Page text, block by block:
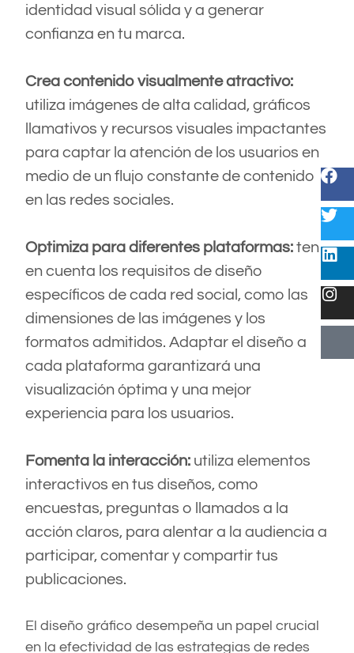
identidad visual sólida y a generar
confianza en tu marca.
Crea contenido visualmente atractivo:
utiliza imágenes de alta calidad, gráficos
llamativos y recursos visuales impactantes
para captar la atención de los usuarios en
medio de un flujo constante de contenido
en las redes sociales.
Optimiza para diferentes plataformas:ten
en cuenta los requisitos de diseño
específicos de cada red social, como las
dimensiones de las imágenes y los
formatos admitidos. Adaptar el diseño a
cada plataforma garantizará una
visualización óptima y una mejor
experiencia para los usuarios.
Fomenta la interacción: utiliza elementos
interactivos en tus diseños, como
encuestas, preguntas o llamados a la
acción claros, para alentar a la audiencia a
participar, comentar y compartir tus
publicaciones.
El diseño gráfico desempeña un papel crucial
en la efectividad de las estrategias de redes